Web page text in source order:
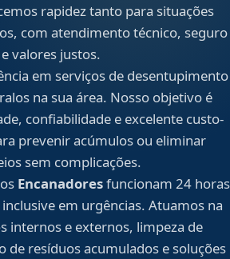
rapidez tanto para situações
com atendimento técnico, seguro
e valores justos.
em serviços de desentupimento
na sua área. Nosso objetivo é
confiabilidade e excelente custo-
prevenir acúmulos ou eliminar
sem complicações.
Encanadoresfuncionam 24 horas
em urgências. Atuamos na
internos e externos, limpeza de
de resíduos acumulados e soluções